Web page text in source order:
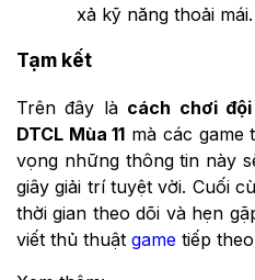
xả kỹ năng thoải mái.
Tạm kết
Trên đây là cách chơi
DTCL Mùa 11 mà các game
vọng những thông tin này
giây giải trí tuyệt vời. Cuối
thời gian theo dõi và hẹn
viết thủ thuật game tiếp